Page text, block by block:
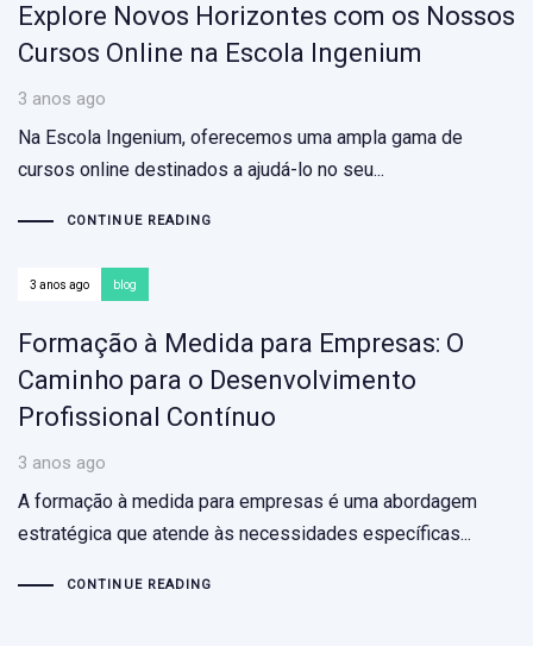
Explore Novos Horizontes com os Nossos
Cursos Online na Escola Ingenium
3 anos ago
Na Escola Ingenium, oferecemos uma ampla gama de
cursos online destinados a ajudá-lo no seu...
CONTINUE READING
3 anos ago blog
Formação à Medida para Empresas: O
Caminho para o Desenvolvimento
Profissional Contínuo
3 anos ago
A formação à medida para empresas é uma abordagem
estratégica que atende às necessidades específicas...
CONTINUE READING